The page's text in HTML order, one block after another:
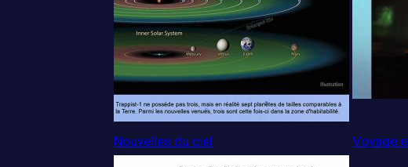
Nouvelles du ciel Voyage